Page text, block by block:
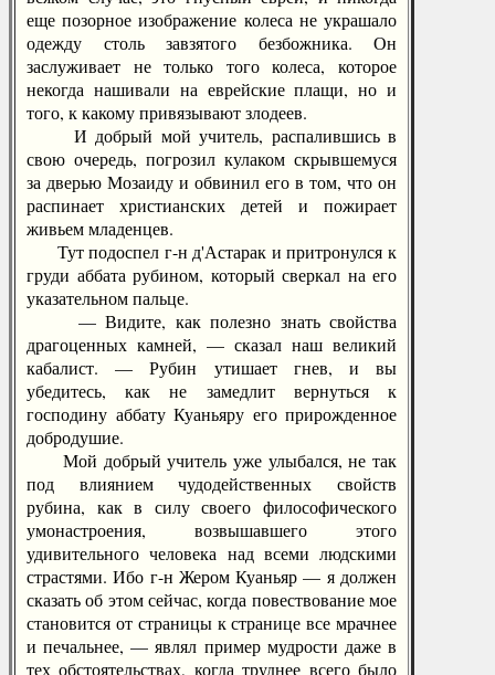
еще позорное изображение колеса не украшало
одежду столь завзятого безбожника. Он
заслуживает не только того колеса, которое
некогда нашивали на еврейские плащи, но и
того, к какому привязывают злодеев.
И добрый мой учитель, распалившись в
свою очередь, погрозил кулаком скрывшемуся
за дверью Мозаиду и обвинил его в том, что он
распинает христианских детей и пожирает
живьем младенцев.
Тут подоспел г-н д'Астарак и притронулся к
груди аббата рубином, который сверкал на его
указательном пальце.
— Видите, как полезно знать свойства
драгоценных камней, — сказал наш великий
кабалист. — Рубин утишает гнев, и вы
убедитесь, как не замедлит вернуться к
господину аббату Куаньяру его прирожденное
добродушие.
Мой добрый учитель уже улыбался, не так
под влиянием чудодейственных свойств
рубина, как в силу своего философического
умонастроения, возвышавшего этого
удивительного человека над всеми людскими
страстями. Ибо г-н Жером Куаньяр — я должен
сказать об этом сейчас, когда повествование мое
становится от страницы к странице все мрачнее
и печальнее, — являл пример мудрости даже в
тех обстоятельствах, когда труднее всего было